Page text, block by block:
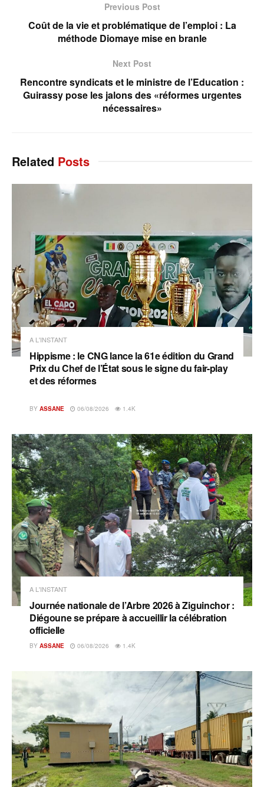
Previous Post
Coût de la vie et problématique de l’emploi : La
méthode Diomaye mise en branle
Next Post
Rencontre syndicats et le ministre de l’Education :
Guirassy pose les jalons des «réformes urgentes
nécessaires»
Related Posts
A L'INSTANT
Hippisme : le CNG lance la 61e édition du Grand
Prix du Chef de l’État sous le signe du fair-play
et des réformes
BY ASSANE 06/08/2026 1.4K
A L'INSTANT
Journée nationale de l’Arbre 2026 à Ziguinchor :
Diégoune se prépare à accueillir la célébration
officielle
BY ASSANE 06/08/2026 1.4K